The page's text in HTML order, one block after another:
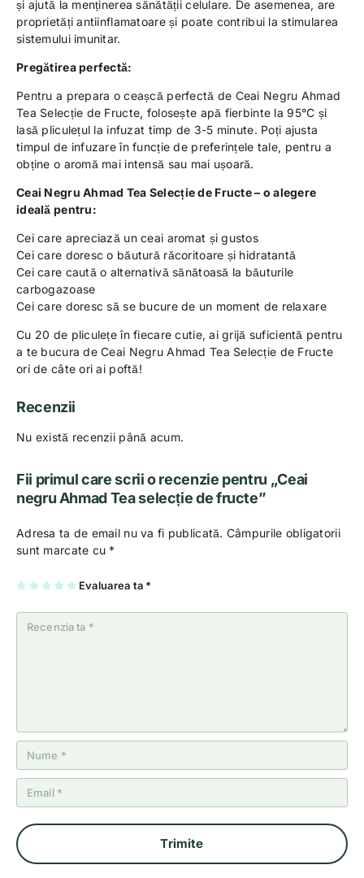
și ajută la menținerea sănătății celulare. De asemenea, are
proprietăți antiinflamatoare și poate contribui la stimularea
sistemului imunitar.
Pregătirea perfectă:
Pentru a prepara o ceașcă perfectă de Ceai Negru Ahmad
Tea Selecție de Fructe, folosește apă fierbinte la 95°C și
lasă pliculețul la infuzat timp de 3-5 minute. Poți ajusta
timpul de infuzare în funcție de preferințele tale, pentru a
obține o aromă mai intensă sau mai ușoară.
Ceai Negru Ahmad Tea Selecție de Fructe – o alegere
ideală pentru:
Cei care apreciază un ceai aromat și gustos
Cei care doresc o băutură răcoritoare și hidratantă
Cei care caută o alternativă sănătoasă la băuturile
carbogazoase
Cei care doresc să se bucure de un moment de relaxare
Cu 20 de pliculețe în fiecare cutie, ai grijă suficientă pentru
a te bucura de Ceai Negru Ahmad Tea Selecție de Fructe
ori de câte ori ai poftă!
Recenzii
Nu există recenzii până acum.
Fii primul care scrii o recenzie pentru „Ceai
negru Ahmad Tea selecție de fructe”
Adresa ta de email nu va fi publicată. Câmpurile obligatorii
sunt marcate cu *
Evaluarea ta *
U
n
2
5
st
el
3
5
st
el
4
5
st
el
5
5
st
el